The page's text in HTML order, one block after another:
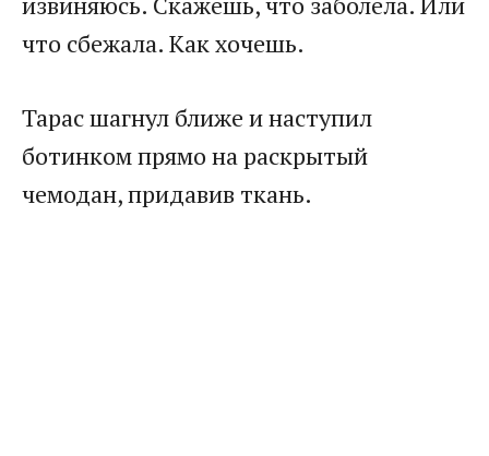
что сбежала. Как хочешь.
Тарас шагнул ближе и наступил
ботинком прямо на раскрытый
чемодан, придавив ткань.